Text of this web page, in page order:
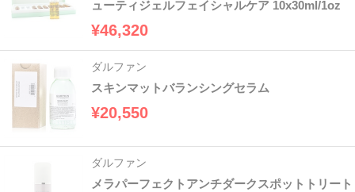
ューティジェルフェイシャルケア 10x30ml/1oz
¥46,320
ダルファン
スキンマットバランシングセラム
¥20,550
ダルファン
メラパーフェクトアンチダークスポットトリート